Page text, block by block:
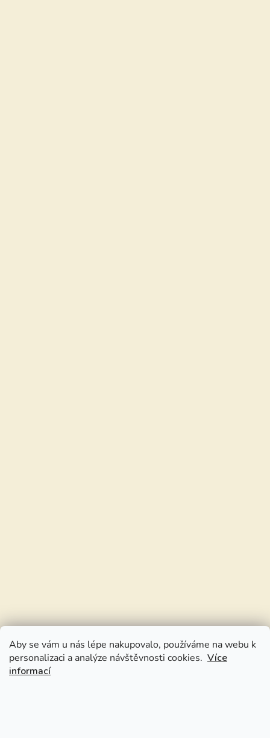
Aby se vám u nás lépe nakupovalo, používáme na webu k
personalizaci a analýze návštěvnosti cookies. Více
informací